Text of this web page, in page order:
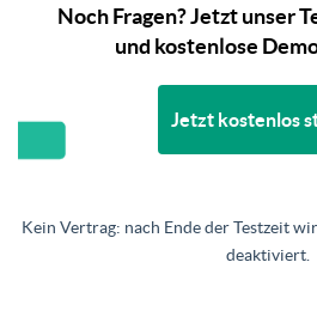
Noch Fragen? Jetzt unser
und kostenlose
Jetzt kostenlos
Kein Vertrag: nach Ende der Testzeit
deaktiviert.